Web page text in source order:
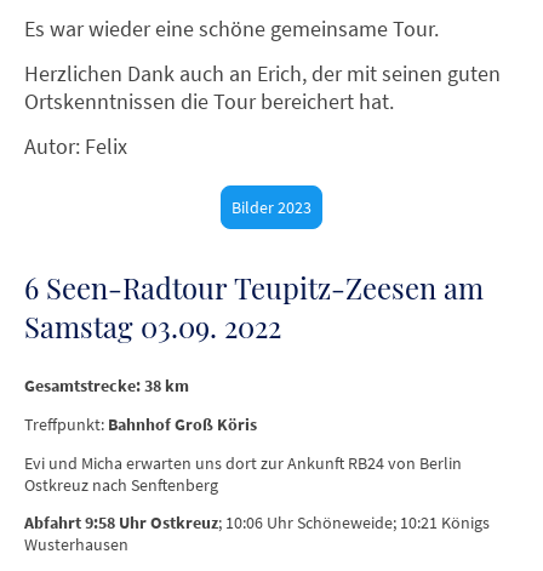
Es war wieder eine schöne gemeinsame Tour.
Herzlichen Dank auch an Erich, der mit seinen guten
Ortskenntnissen die Tour bereichert hat.
Autor: Felix
Bilder 2023
6 Seen-Radtour Teupitz-Zeesen am
Samstag 03.09. 2022
Gesamtstrecke: 38 km
Treffpunkt: Bahnhof Groß Köris
Evi und Micha erwarten uns dort zur Ankunft RB24 von Berlin
Ostkreuz nach Senftenberg
Abfahrt 9:58 Uhr Ostkreuz; 10:06 Uhr Schöneweide; 10:21 Königs
Wusterhausen